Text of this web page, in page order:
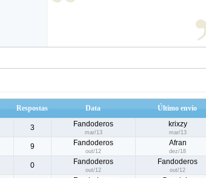
Respostas Data Último envio
3 Fandoderos
mar/13
krixzy
mar/13
9 Fandoderos
out/12
Afran
dez/18
0 Fandoderos
out/12
Fandoderos
out/12